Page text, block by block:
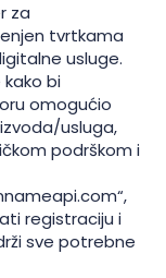
za
tvrtkama
usluge.
bi
omogućio
usluga,
podrškom i
registraciju i
sve potrebne